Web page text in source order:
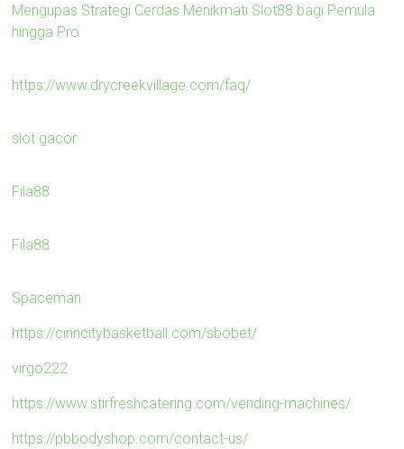
Mengupas Strategi Cerdas Menikmati Slot88 bagi Pemula
hingga Pro
https://www.drycreekvillage.com/faq/
slot gacor
Fila88
Fila88
Spaceman
https://cinncitybasketball.com/sbobet/
virgo222
https://www.stirfreshcatering.com/vending-machines/
https://pbbodyshop.com/contact-us/